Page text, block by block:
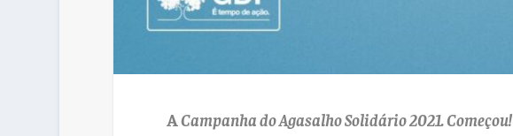
ACampanha do Agasalho Solidário 2021. Começou!